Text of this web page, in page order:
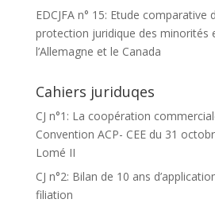
EDCJFA n° 15: Etude comparative
protection juridique des minorités
l’Allemagne et le Canada
Cahiers juriduqes
CJ n°1: La coopération
Convention ACP- CEE du 31
Lomé II
CJ n°2: Bilan de 10 ans
filiation